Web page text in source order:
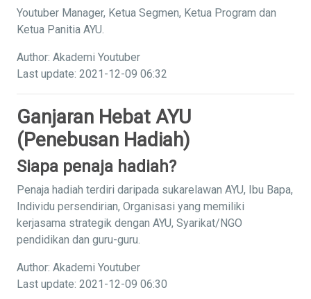
Youtuber Manager, Ketua Segmen, Ketua Program dan
Ketua Panitia AYU.
Author: Akademi Youtuber
Last update: 2021-12-09 06:32
Ganjaran Hebat AYU
(Penebusan Hadiah)
Siapa penaja hadiah?
Penaja hadiah terdiri daripada sukarelawan AYU, Ibu Bapa,
Individu persendirian, Organisasi yang memiliki
kerjasama strategik dengan AYU, Syarikat/NGO
pendidikan dan guru-guru.
Author: Akademi Youtuber
Last update: 2021-12-09 06:30